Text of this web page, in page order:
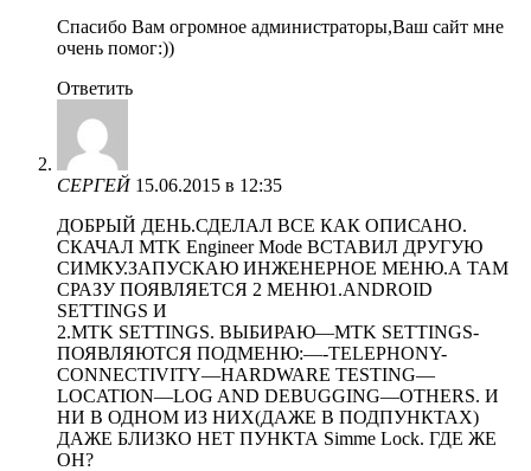
Спасибо Вам огромное администраторы,Ваш сайт мне
очень помог:))
Ответить
СЕРГЕЙ 15.06.2015 в 12:35
ДОБРЫЙ ДЕНЬ.СДЕЛАЛ ВСЕ КАК ОПИСАНО.
СКАЧАЛ MTK Engineer Mode ВСТАВИЛ ДРУГУЮ
СИМКУ.ЗАПУСКАЮ ИНЖЕНЕРНОЕ МЕНЮ.А ТАМ
СРАЗУ ПОЯВЛЯЕТСЯ 2 МЕНЮ1.ANDROID
SETTINGS И
2.MTK SETTINGS. ВЫБИРАЮ—MTK SETTINGS-
ПОЯВЛЯЮТСЯ ПОДМЕНЮ:—-TELEPHONY-
CONNECTIVITY—HARDWARE TESTING—
LOCATION—LOG AND DEBUGGING—OTHERS. И
НИ В ОДНОМ ИЗ НИХ(ДАЖЕ В ПОДПУНКТАХ)
ДАЖЕ БЛИЗКО НЕТ ПУНКТА Simme Lock. ГДЕ ЖЕ
ОН?